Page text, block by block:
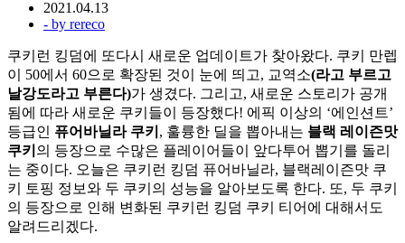
2021.04.13
- by rereco
쿠키런 킹덤에 또다시 새로운 업데이트가 찾아왔다. 쿠키 만렙
이 50에서 60으로 확장된 것이 눈에 띄고, 교역소(라고 부르고
날강도라고 부른다)가 생겼다. 그리고, 새로운 스토리가 공개
됨에 따라 새로운 쿠키들이 등장했다! 에픽 이상의 ‘에인션트’
등급인 퓨어바닐라 쿠키 , 훌륭한 딜을 뽑아내는 블랙 레이즌맛
쿠키 의 등장으로 수많은 플레이어들이 앞다투어 뽑기를 돌리
는 중이다. 오늘은 쿠키런 킹덤 퓨어바닐라, 블랙레이즌맛 쿠
키 토핑 정보와 두 쿠키의 성능을 알아보도록 한다. 또, 두 쿠키
의 등장으로 인해 변화된 쿠키런 킹덤 쿠키 티어에 대해서도
알려드리겠다.